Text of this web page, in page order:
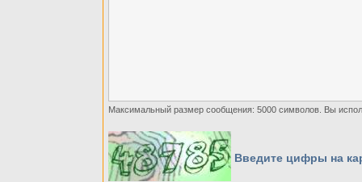
Максимальный размер сообщения: 5000 символов. Вы
Введите цифры на